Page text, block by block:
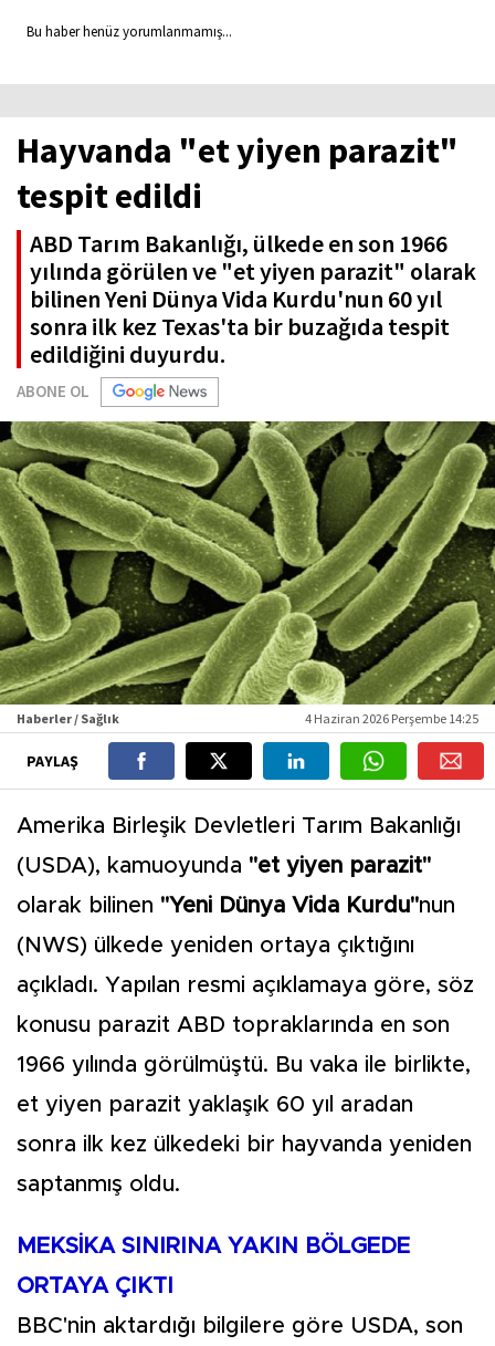
Bu haber henüz yorumlanmamış...
Hayvanda "et yiyen parazit"
tespit edildi
ABD Tarım Bakanlığı, ülkede en son 1966
yılında görülen ve "et yiyen parazit" olarak
bilinen Yeni Dünya Vida Kurdu'nun 60 yıl
sonra ilk kez Texas'ta bir buzağıda tespit
edildiğini duyurdu.
ABONE OL
Haberler / Sağlık 4 Haziran 2026 Perşembe 14:25
PAYLAŞ
Amerika Birleşik Devletleri Tarım Bakanlığı
(USDA), kamuoyunda "et yiyen parazit"
olarak bilinen "Yeni Dünya Vida Kurdu"nun
(NWS) ülkede yeniden ortaya çıktığını
açıkladı. Yapılan resmi açıklamaya göre, söz
konusu parazit ABD topraklarında en son
1966 yılında görülmüştü. Bu vaka ile birlikte,
et yiyen parazit yaklaşık 60 yıl aradan
sonra ilk kez ülkedeki bir hayvanda yeniden
saptanmış oldu.
MEKSİKA SINIRINA YAKIN BÖLGEDE
ORTAYA ÇIKTI
BBC'nin aktardığı bilgilere göre USDA, son